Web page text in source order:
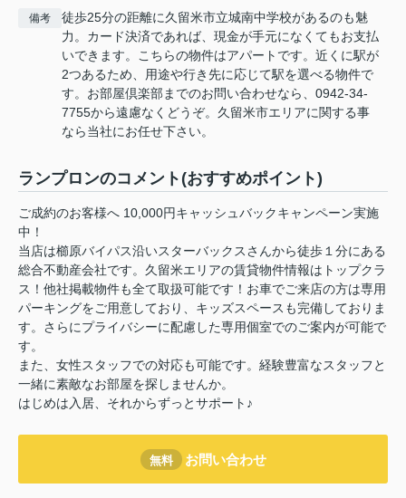
備考
徒歩25分の距離に久留米市立城南中学校があるのも魅
力。カード決済であれば、現金が手元になくてもお支払
いできます。こちらの物件はアパートです。近くに駅が
2つあるため、用途や行き先に応じて駅を選べる物件で
す。お部屋倶楽部までのお問い合わせなら、0942-34-
7755から遠慮なくどうぞ。久留米市エリアに関する事
なら当社にお任せ下さい。
ランプロンのコメント(おすすめポイント)
ご成約のお客様へ 10,000円キャッシュバックキャンペーン実施
中！
当店は櫛原バイパス沿いスターバックスさんから徒歩１分にある
総合不動産会社です。久留米エリアの賃貸物件情報はトップクラ
ス！他社掲載物件も全て取扱可能です！お車でご来店の方は専用
パーキングをご用意しており、キッズスペースも完備しておりま
す。さらにプライバシーに配慮した専用個室でのご案内が可能で
す。
また、女性スタッフでの対応も可能です。経験豊富なスタッフと
一緒に素敵なお部屋を探しませんか。
はじめは入居、それからずっとサポート♪
無料 お問い合わせ